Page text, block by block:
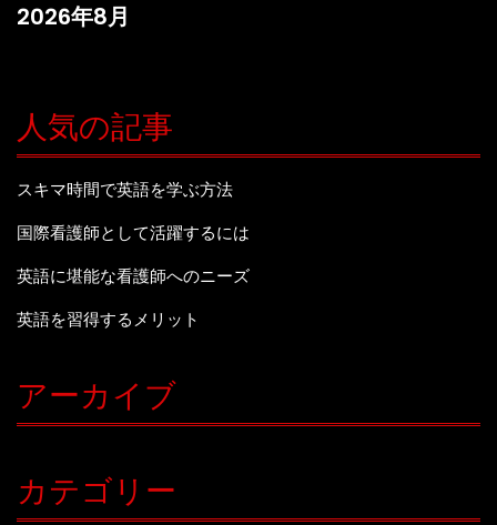
2026年8月
人気の記事
スキマ時間で英語を学ぶ方法
国際看護師として活躍するには
英語に堪能な看護師へのニーズ
英語を習得するメリット
アーカイブ
カテゴリー